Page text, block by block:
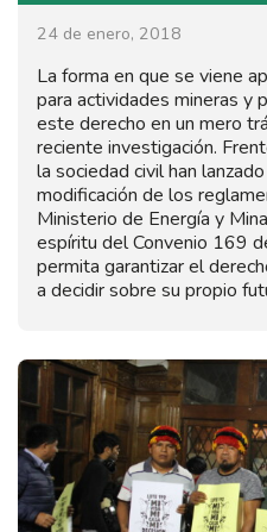
24 de enero, 2018
La forma en que se viene
para actividades mineras y
este derecho en un mero
reciente investigación.
la sociedad civil han
modificación de los
Ministerio de Energía y
espíritu del Convenio 169
permita garantizar el
a decidir sobre su propio